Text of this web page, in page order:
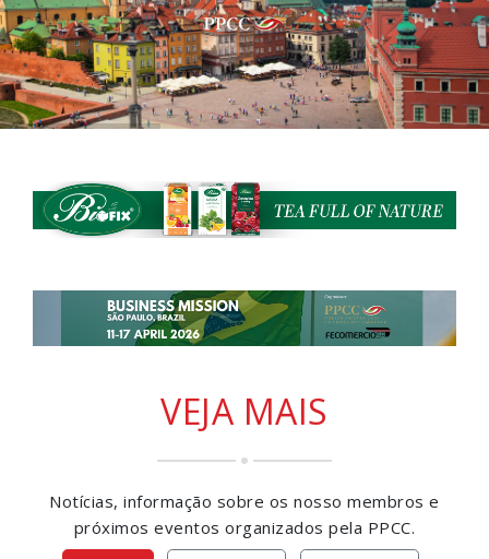
VEJA MAIS
Notícias, informação sobre os nosso membros e
próximos eventos organizados pela PPCC.